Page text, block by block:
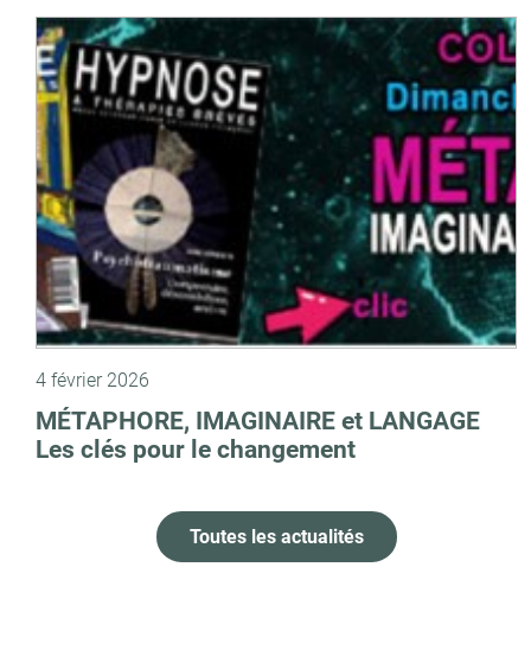
4 février 2026
MÉTAPHORE, IMAGINAIRE et LANGAGE
Les clés pour le changement
Toutes les actualités